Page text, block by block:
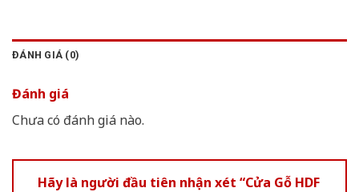
ĐÁNH GIÁ (0)
Đánh giá
Chưa có đánh giá nào.
Hãy là người đầu tiên nhận xét “Cửa Gỗ HDF